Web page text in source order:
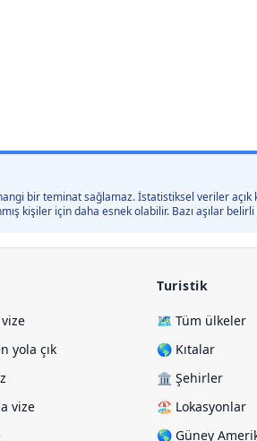
bir teminat sağlamaz. İstatistiksel veriler
kişiler için daha esnek olabilir. Bazı
yola çık
vize
Turistik
🗺️ Tüm ülkeler
🌎 Kıtalar
🏛️ Şehirler
🏖️ Lokasyonlar
🌎 Güney